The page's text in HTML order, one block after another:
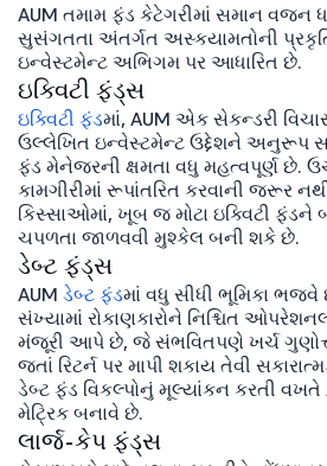
AUM તમામ ફંડ કેટેગરીમાં સમાન વજન
સુસંગતતા અંતર્ગત અસ્કયામતોની
ઇન્વેસ્ટમેન્ટ અભિગમ પર આધારિત છે.
ઇક્વિટી ફંડ્સ
ઇક્વિટી ફંડમાં, AUM એક સેકન્ડરી
ઉલ્લેખિત ઇન્વેસ્ટમેન્ટ ઉદ્દેશને અનુરૂપ
ફંડ મેનેજરની ક્ષમતા વધુ મહત્વપૂર્ણ છે.
કામગીરીમાં રૂપાંતરિત કરવાની જરૂર
કિસ્સાઓમાં, ખૂબ જ મોટા ઇક્વિટી ફંડને
ચપળતા જાળવવી મુશ્કેલ બની શકે છે.
ડેબ્ટ ફંડ્સ
AUM ડેબ્ટ ફંડમાં વધુ સીધી ભૂમિકા ભજવે
સંખ્યામાં રોકાણકારોને નિશ્ચિત
મંજૂરી આપે છે, જે સંભવિતપણે ખર્ચ
જતાં રિટર્ન પર માપી શકાય તેવી
ડેબ્ટ ફંડ વિકલ્પોનું મૂલ્યાંકન કરતી
મેટ્રિક બનાવે છે.
લાર્જ-કેપ ફંડ્સ